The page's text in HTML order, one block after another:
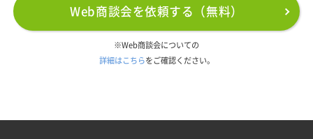
Web商談会を依頼する（無料）
※Web商談会についての
詳細はこちらをご確認ください。